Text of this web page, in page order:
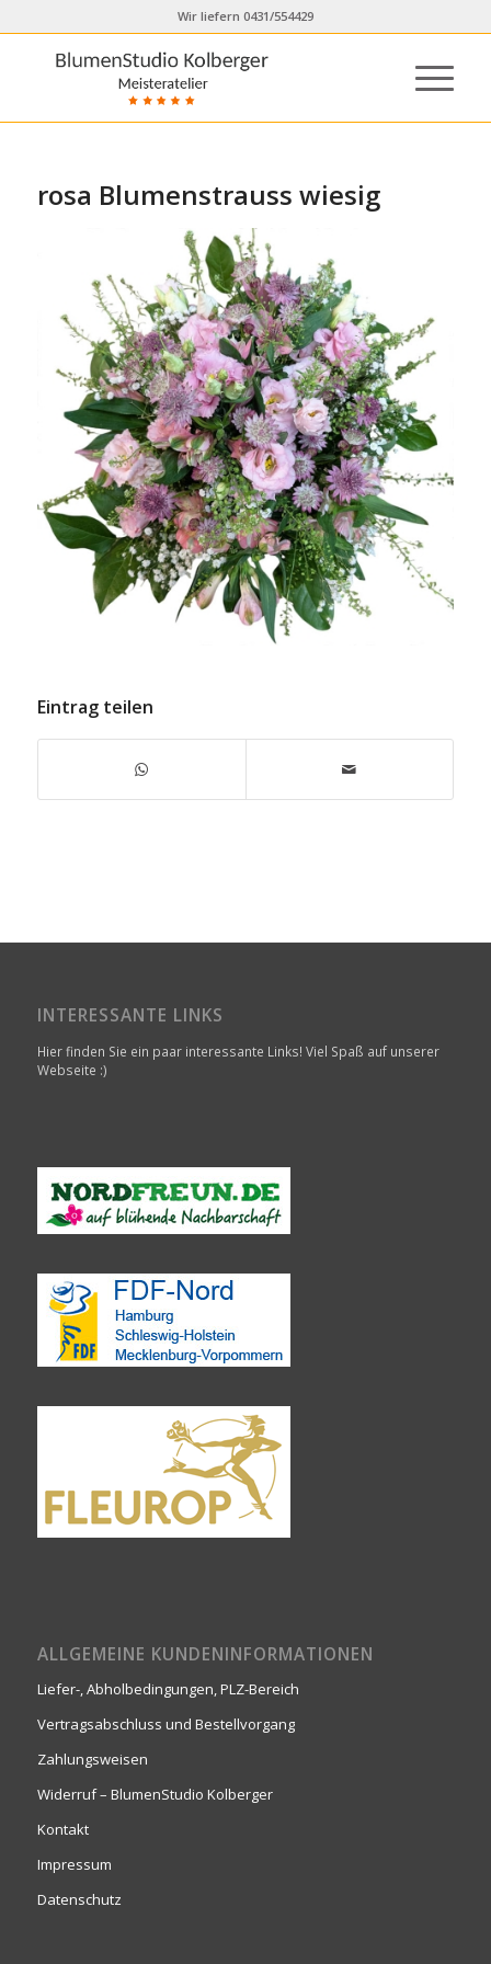
Wir liefern 0431/554429
rosa Blumenstrauss wiesig
Eintrag teilen
INTERESSANTE LINKS
Hier finden Sie ein paar interessante Links! Viel Spaß auf unserer
Webseite :)
ALLGEMEINE KUNDENINFORMATIONEN
Liefer-, Abholbedingungen, PLZ-Bereich
Vertragsabschluss und Bestellvorgang
Zahlungsweisen
Widerruf – BlumenStudio Kolberger
Kontakt
Impressum
Datenschutz